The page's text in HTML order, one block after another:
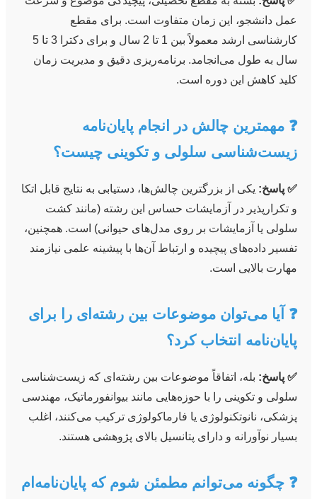
عمل دانشجو، این زمان متفاوت است. برای مقطع
کارشناسی ارشد معمولاً بین 1 تا 2 سال و برای دکترا 3 تا 5
سال به طول می‌انجامد. برنامه‌ریزی دقیق و مدیریت زمان
کلید کاهش این دوره است.
❓ مهمترین چالش در انجام پایان‌نامه
زیست‌شناسی سلولی و تکوینی چیست؟
✅ پاسخ: یکی از بزرگترین چالش‌ها، دستیابی به نتایج قابل اتکا
و تکرارپذیر در آزمایشات حساس این رشته (مانند کشت
سلولی یا آزمایشات بر روی مدل‌های حیوانی) است. همچنین،
تفسیر داده‌های پیچیده و ارتباط آن‌ها با پیشینه علمی نیازمند
مهارت بالایی است.
❓ آیا می‌توان موضوعات بین رشته‌ای را برای
پایان‌نامه انتخاب کرد؟
✅ پاسخ: بله، اتفاقاً موضوعات بین رشته‌ای که زیست‌شناسی
سلولی و تکوینی را با حوزه‌هایی مانند بیوانفورماتیک، مهندسی
پزشکی، نانوتکنولوژی یا فارماکولوژی ترکیب می‌کنند، اغلب
بسیار نوآورانه و دارای پتانسیل بالای پژوهشی هستند.
❓ چگونه می‌توانم مطمئن شوم که پایان‌نامه‌ام